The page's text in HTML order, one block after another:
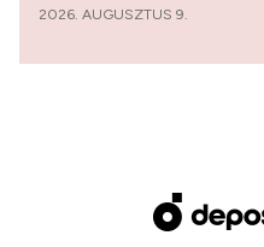
2026. AUGUSZTUS 9.